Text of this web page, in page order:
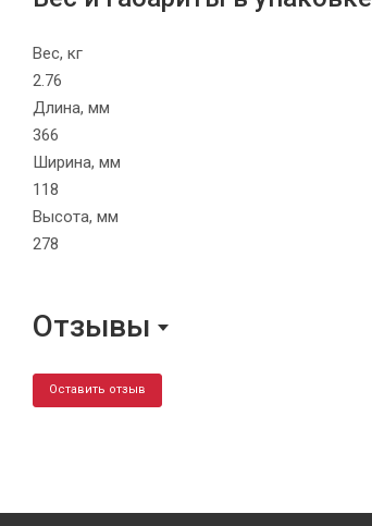
Вес, кг
2.76
Длина, мм
366
Ширина, мм
118
Высота, мм
278
Отзывы
Оставить отзыв